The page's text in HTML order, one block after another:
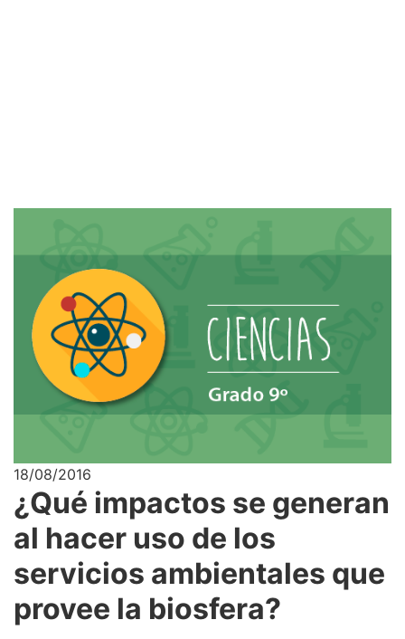
18/08/2016
¿Qué impactos se generan
al hacer uso de los
servicios ambientales que
provee la biosfera?